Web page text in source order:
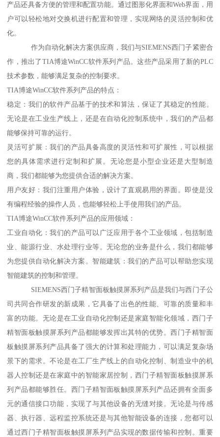
产品还具备方便的管理和配置功能。通过图形化界面和Web界面，用
户可以轻松地对交换机进行配置和管理，实现网络的灵活控制和优
化。
作为自动化解决方案供应商，我们与SIEMENS西门子紧密合
作，推出了TIA博途WinCC软件系列产品。这些产品采用了新的PLC
技术参数，能够满足复杂的控制要求。
TIA博途WinCC软件系列产品的特点：
稳定：我们的软件产品基于的技术和算法，保证了其稳定的性能。
无论是在工业生产线上，还是在自动化控制系统中，我们的产品都
能够保持可靠的运行。
灵活可扩展：我们的产品具备高度的灵活性和可扩展性，可以根据
您的具体需求进行定制和扩展。无论您是小型企业还是大型制造
商，我们都能够为您提供合适的解决方案。
用户友好：我们注重用户体验，设计了直观易用的界面。即使是没
有编程经验的操作人员，也能够轻松上手使用我们的产品。
TIA博途WinCC软件系列产品的应用领域：
工业自动化：我们的产品可以广泛应用于各个工业领域，包括制造
业、能源行业、水处理行业等。无论您的业务是什么，我们都能够
为您提供自动化解决方案。智能建筑：我们的产品可以帮助您实现
智能建筑的控制和管理。
SIEMENS西门子精智面板触摸屏系列产品是我们与西门子公
司共同合作研发的新成果，它具备了出色的性能、可靠的质量和丰
富的功能。无论是在工业自动化控制还是家庭智能化领域，西门子
精智面板触摸屏系列产品都能够发挥出其特的优势。西门子精智面
板触摸屏系列产品具备了强大的计算和处理能力，可以满足复杂场
景下的需求。不论是在工厂生产线上的自动化控制、制造业中的机
器人控制还是在家庭中的智能家居控制，西门子精智面板触摸屏系
列产品都能够胜任。西门子精智面板触摸屏系列产品还拥有全面多
元的通信接口功能，实现了与其他设备的无缝对接。无论是与传感
器、执行器、远程监控系统还是与其他智能设备的连接，您都可以
通过西门子精智面板触摸屏系列产品实现的数据传输和控制。重要